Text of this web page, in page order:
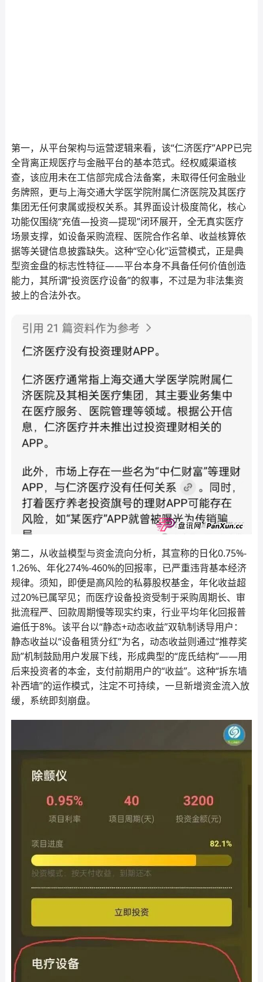
第一，从平台架构与运营逻辑来看，该“仁济医疗”APP已完
全背离正规医疗与金融平台的基本范式。经权威渠道核
查，该应用未在工信部完成合法备案，未取得任何金融业
务牌照，更与上海交通大学医学院附属仁济医院及其医疗
集团无任何隶属或授权关系。其界面设计极度简化，核心
功能仅围绕“充值—投资—提现”闭环展开，全无真实医疗
场景支撑，如设备采购流程、医院合作名单、收益核算依
据等关键信息披露缺失。这种“空心化”运营模式，正是典
型资金盘的标志性特征——平台本身不具备任何价值创造
能力，其所谓“投资医疗设备”的叙事，不过是为非法集资
披上的合法外衣。
第二，从收益模型与资金流向分析，其宣称的日化0.75%-
1.26%、年化274%-460%的回报率，已严重违背基本经济
规律。须知，即便是高风险的私募股权基金，年化收益超
过20%已属罕见；而医疗设备投资受制于采购周期长、审
批流程严、回款周期慢等现实约束，行业平均年化回报普
遍低于8%。该平台以“静态+动态收益”双轨制诱导用户：
静态收益以“设备租赁分红”为名，动态收益则通过“推荐奖
励”机制鼓励用户发展下线，形成典型的“庞氏结构”——用
后来投资者的本金，支付前期用户的“收益”。这种“拆东墙
补西墙”的运作模式，注定不可持续，一旦新增资金流入放
缓，系统即刻崩盘。